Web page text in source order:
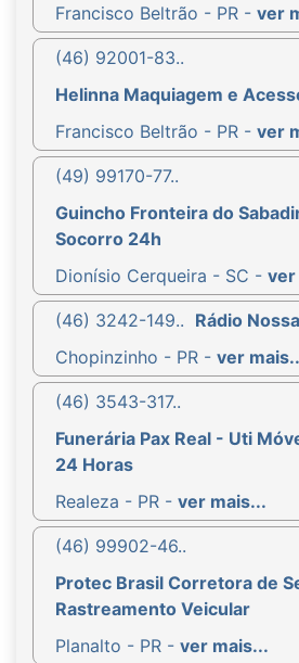
Francisco Beltrão - PR - ver
(46) 92001-83..
Helinna Maquiagem e
Francisco Beltrão - PR - ver
(49) 99170-77..
Guincho Fronteira do
Socorro 24h
Dionísio Cerqueira - SC - ver
(46) 3242-149.. Rádio
Chopinzinho - PR - ver
(46) 3543-317..
Funerária Pax Real - Uti
24 Horas
Realeza - PR - ver mais...
(46) 99902-46..
Protec Brasil Corretora de
Rastreamento Veicular
Planalto - PR - ver mais...